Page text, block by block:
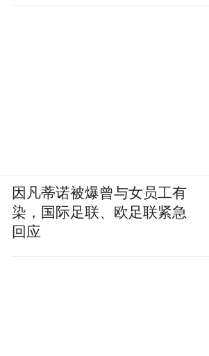
因凡蒂诺被爆曾与女员工有
染，国际足联、欧足联紧急
回应